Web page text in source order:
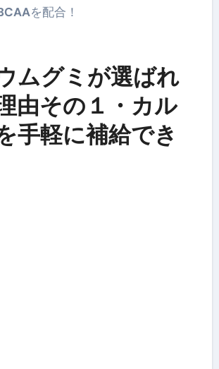
を配合！
ムグミが選ばれ
由その１・カル
手軽に補給でき